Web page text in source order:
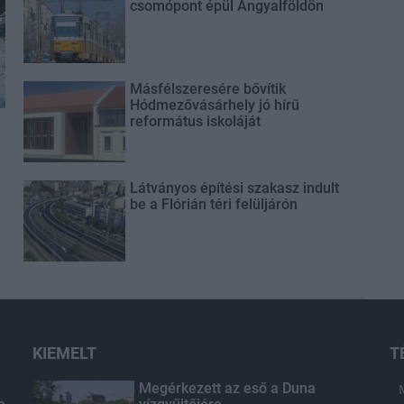
csomópont épül Angyalföldön
Másfélszeresére bővítik
Hódmezővásárhely jó hírű
református iskoláját
Látványos építési szakasz indult
be a Flórián téri felüljárón
KIEMELT
Megérkezett az eső a Duna